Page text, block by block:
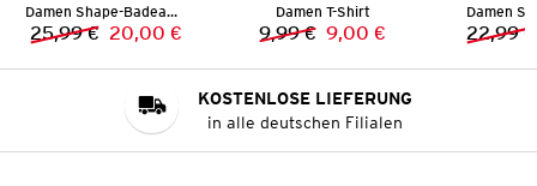
Damen Shape-Badeanzug
Vorheriger Preis:
25,99 € Neuer Preis:
20,00 €
Damen T-Shirt
Vorheriger Preis:
9,99 € Neuer Preis:
9,00 €
Damen
22,99 €
KOSTENLOSE LIEFERUNG
in alle deutschen Filialen